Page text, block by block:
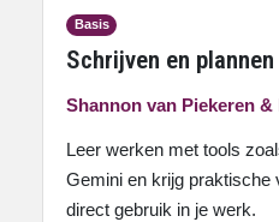
Basis
Schrijven en
Shannon van Piekeren
Leer werken met tools
Gemini en krijg praktische
direct gebruik in je werk.